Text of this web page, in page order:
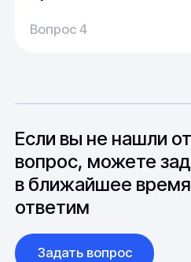
20-25 дней, но в
может быть сокращен
до 6 месяцев
У нас большой опыт
Азии. Через наших
вопросы связанные с
международной
Вопрос 4
Если вы не нашли
вопрос, можете
в ближайшее время
ответим
Задать вопрос